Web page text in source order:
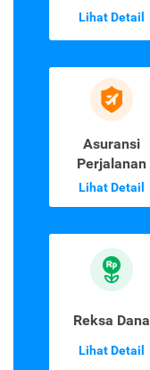
Lihat Detail
Asuransi
Perjalanan
Lihat Detail
Reksa Dana
Lihat Detail